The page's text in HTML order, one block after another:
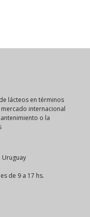
lácteos en términos
internacional
o la
Uruguay
de 9 a 17 hs.